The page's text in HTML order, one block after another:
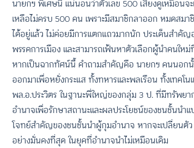
นายกฯ พิเศษนี้ แน่นอนว่าตัวเลข 500 เสียงดูเหมือนจ
เหลือไม่ครบ 500 คน เพราะมีสมาชิกลาออก หมดส
ได้อยู่แล้ว ไม่ค่อยมีการแตกแถวมากนัก ประเด็นสำ
พรรคการเมือง และสามารถเฟ้นหาตัวเลือกผู้นำคนใ
หากเป็นฉากทัศน์นี้ คำถามสำคัญคือ นายกฯ คนนอกนั้
ออกมาเพื่อหยั่งกระแส ทั้งทหารและพลเรือน ทั้งเทค
พล.อ.ประวิตร ในฐานะพี่ใหญ่ของกลุ่ม 3 ป. ที่มีทรัพยา
อำนาจเพื่อรักษาสถานะและผลประโยชน์ของชนชั้นนำ
โจทย์สำคัญของชนชั้นนำผู้กุมอำนาจ หากจะเปลี่ยนตั
อย่างมั่นคงที่สุด ในยุคที่อำนาจนำไม่เหมือนเดิม